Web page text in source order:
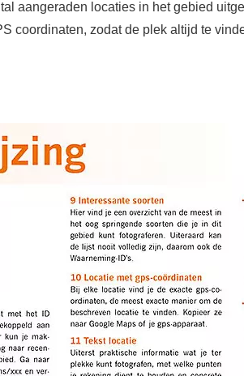
aangeraden locaties in het gebied
coordinaten, zodat de plek altijd te